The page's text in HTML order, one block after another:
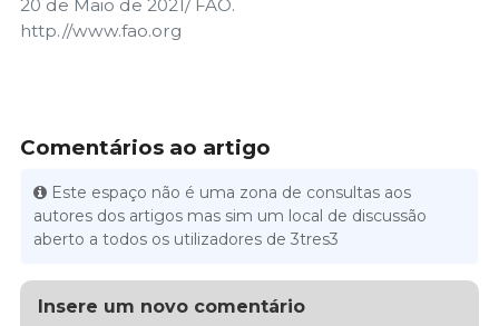
20 de Maio de 2021/ FAO.
http.//www.fao.org
Comentários ao artigo
Este espaço não é uma zona de consultas aos
autores dos artigos mas sim um local de discussão
aberto a todos os utilizadores de 3tres3
Insere um novo comentário